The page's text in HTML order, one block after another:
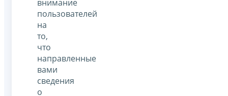
внимание
пользователей
на
то,
что
направленные
вами
сведения
о